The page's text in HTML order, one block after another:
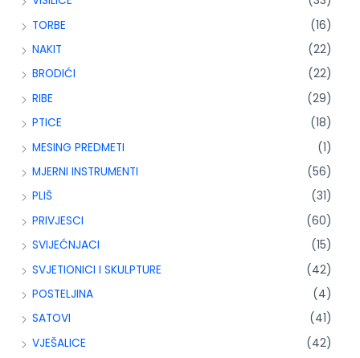
TORBE
(16)
NAKIT
(22)
BRODIĆI
(22)
RIBE
(29)
PTICE
(18)
MESING PREDMETI
(1)
MJERNI INSTRUMENTI
(56)
PLIŠ
(31)
PRIVJESCI
(60)
SVIJEĆNJACI
(15)
SVJETIONICI I SKULPTURE
(42)
POSTELJINA
(4)
SATOVI
(41)
VJEŠALICE
(42)